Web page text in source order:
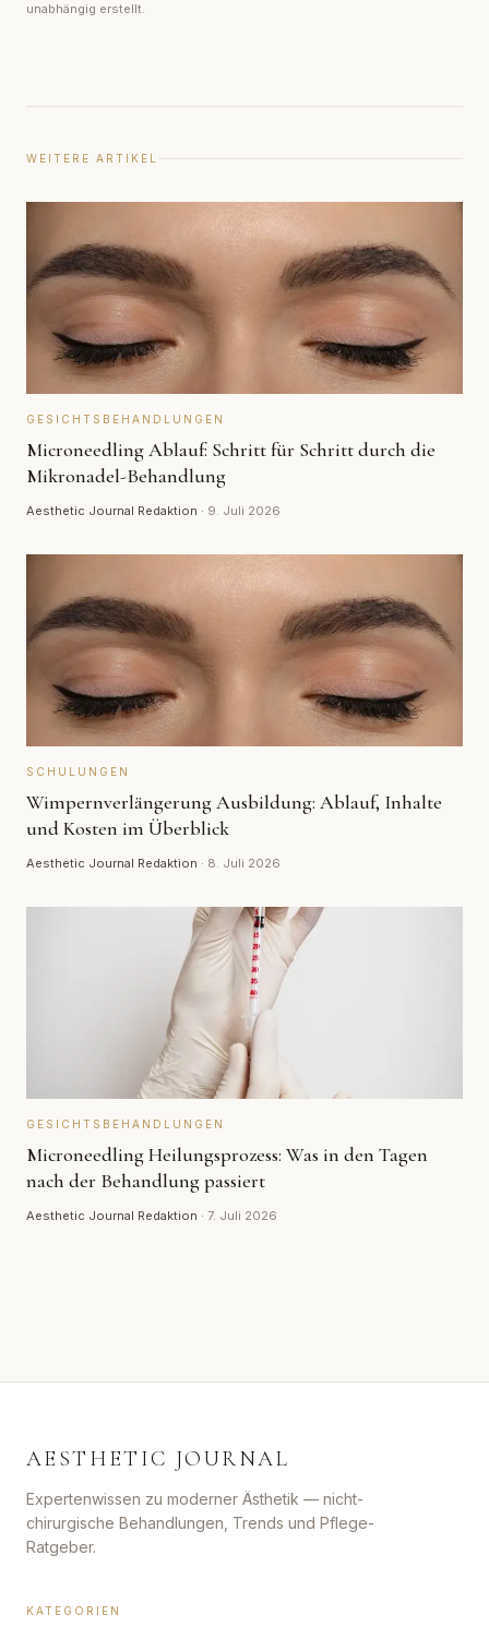
unabhängig erstellt.
WEITERE ARTIKEL
GESICHTSBEHANDLUNGEN
Microneedling Ablauf: Schritt für Schritt durch die
Mikronadel-Behandlung
Aesthetic Journal Redaktion · 9. Juli 2026
SCHULUNGEN
Wimpernverlängerung Ausbildung: Ablauf, Inhalte
und Kosten im Überblick
Aesthetic Journal Redaktion · 8. Juli 2026
GESICHTSBEHANDLUNGEN
Microneedling Heilungsprozess: Was in den Tagen
nach der Behandlung passiert
Aesthetic Journal Redaktion · 7. Juli 2026
AESTHETIC JOURNAL
Expertenwissen zu moderner Ästhetik — nicht-
chirurgische Behandlungen, Trends und Pflege-
Ratgeber.
KATEGORIEN